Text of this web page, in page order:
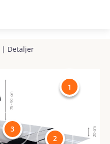
| Detaljer
1
2
3